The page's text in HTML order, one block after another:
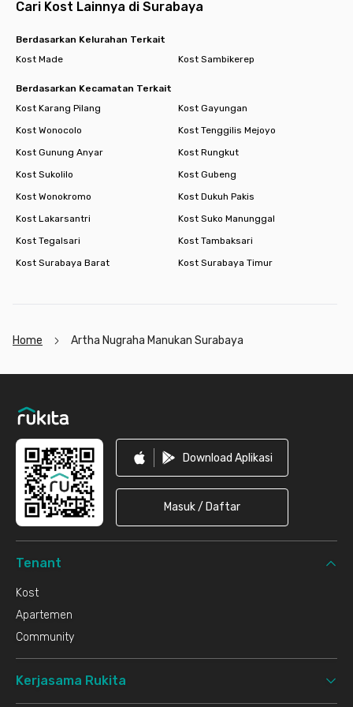
Cari Kost Lainnya di Surabaya
Berdasarkan Kelurahan Terkait
Kost Made
Kost Sambikerep
Berdasarkan Kecamatan Terkait
Kost Karang Pilang
Kost Gayungan
Kost Wonocolo
Kost Tenggilis Mejoyo
Kost Gunung Anyar
Kost Rungkut
Kost Sukolilo
Kost Gubeng
Kost Wonokromo
Kost Dukuh Pakis
Kost Lakarsantri
Kost Suko Manunggal
Kost Tegalsari
Kost Tambaksari
Kost Surabaya Barat
Kost Surabaya Timur
Home Artha Nugraha Manukan Surabaya
Download Aplikasi
Masuk / Daftar
Tenant
Kost
Apartemen
Community
Kerjasama Rukita